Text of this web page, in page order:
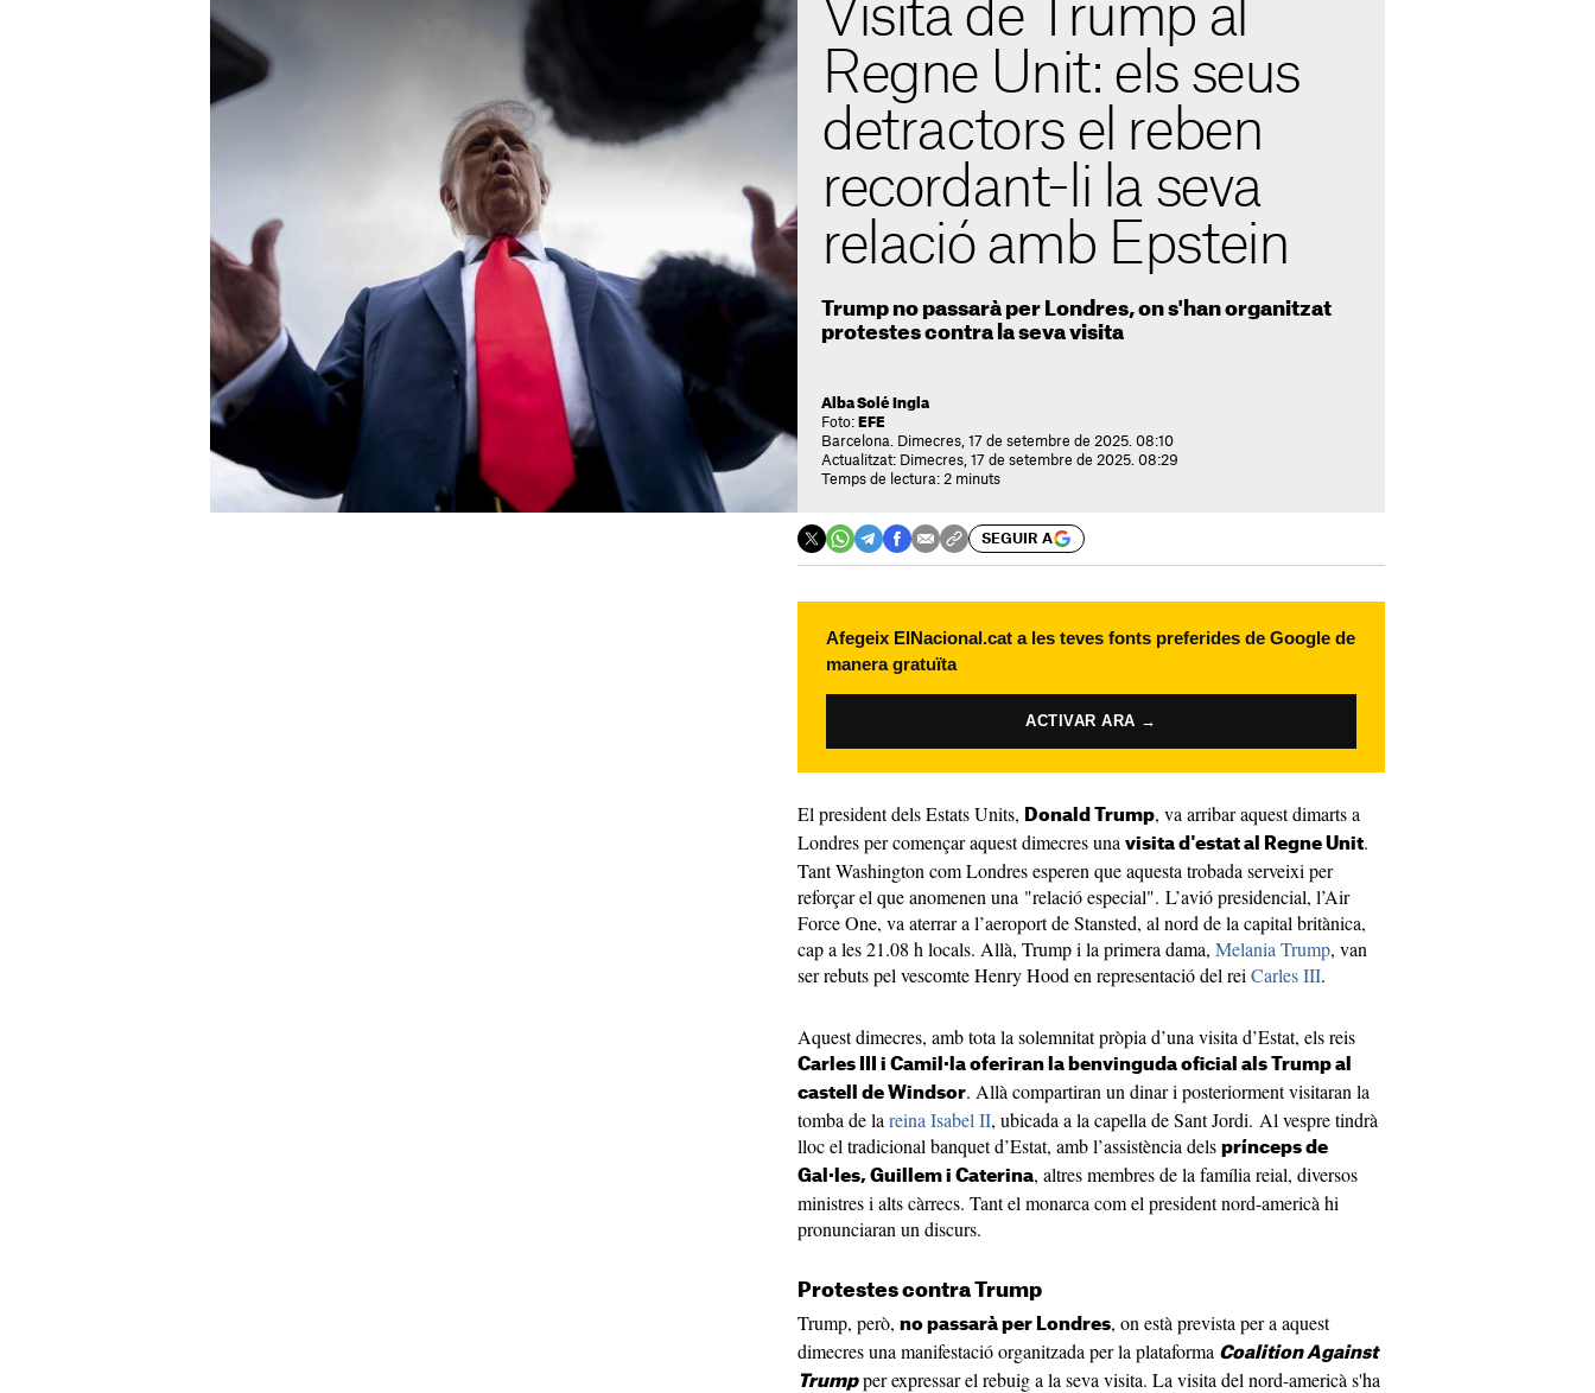
Visita de Trump al
Regne Unit: els seus
detractors el reben
recordant-li la seva
relació amb Epstein
Trump no passarà per Londres, on s'han organitzat
protestes contra la seva visita
Alba Solé Ingla
Foto: EFE
Barcelona. Dimecres, 17 de setembre de 2025. 08:10
Actualitzat: Dimecres, 17 de setembre de 2025. 08:29
Temps de lectura: 2 minuts
SEGUIR A
Afegeix ElNacional.cat a les teves fonts preferides de Google de
manera gratuïta
ACTIVAR ARA →
El president dels Estats Units, Donald Trump, va arribar aquest dimarts a
Londres per començar aquest dimecres una visita d'estat al Regne Unit.
Tant Washington com Londres esperen que aquesta trobada serveixi per
reforçar el que anomenen una "relació especial". L’avió presidencial, l’Air
Force One, va aterrar a l’aeroport de Stansted, al nord de la capital britànica,
cap a les 21.08 h locals. Allà, Trump i la primera dama, Melania Trump, van
ser rebuts pel vescomte Henry Hood en representació del rei Carles III.
Aquest dimecres, amb tota la solemnitat pròpia d’una visita d’Estat, els reis
Carles III i Camil·la oferiran la benvinguda oficial als Trump al
castell de Windsor. Allà compartiran un dinar i posteriorment visitaran la
tomba de la reina Isabel II, ubicada a la capella de Sant Jordi. Al vespre tindrà
lloc el tradicional banquet d’Estat, amb l’assistència dels prínceps de
Gal·les, Guillem i Caterina, altres membres de la família reial, diversos
ministres i alts càrrecs. Tant el monarca com el president nord-americà hi
pronunciaran un discurs.
Protestes contra Trump
Trump, però, no passarà per Londres, on està prevista per a aquest
dimecres una manifestació organitzada per la plataforma Coalition Against
Trumpper expressar el rebuig a la seva visita. La visita del nord-americà s'ha